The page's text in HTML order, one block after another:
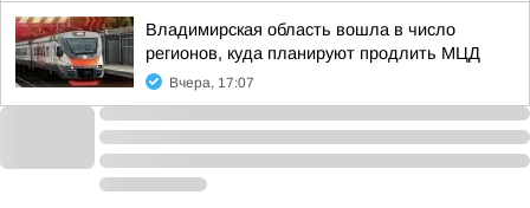
Владимирская область вошла в число
регионов, куда планируют продлить МЦД
Вчера, 17:07